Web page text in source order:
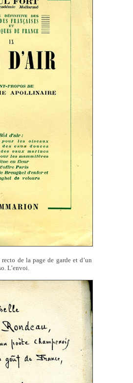
de la page de garde et d’un
L’envoi.